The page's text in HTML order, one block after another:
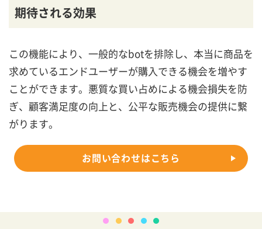
期待される効果
この機能により、一般的なbotを排除し、本当に商品を
求めているエンドユーザーが購入できる機会を増やす
ことができます。悪質な買い占めによる機会損失を防
ぎ、顧客満足度の向上と、公平な販売機会の提供に繋
がります。
お問い合わせはこちら